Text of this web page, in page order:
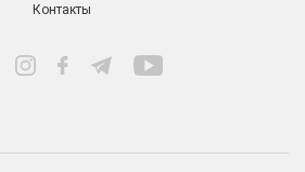
Контакты